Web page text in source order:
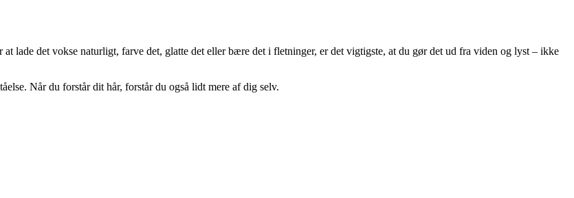
lade det vokse naturligt, farve det, glatte det eller bære det i fletninger, er det vigtigste, at du gør det ud fra viden og lyst – ikke
Når du forstår dit hår, forstår du også lidt mere af dig selv.